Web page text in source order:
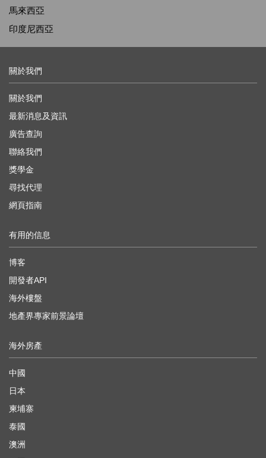
馬來西亞
印度尼西亞
關於我們
關於我們
最新消息及資訊
廣告查詢
聯絡我們
獎學金
尋找代理
網頁指南
有用的信息
博客
開發者API
海外樓盤
地產界專家前景論壇
海外房產
中國
日本
柬埔寨
泰國
澳洲